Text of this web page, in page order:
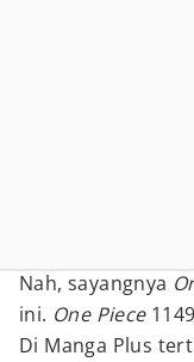
Nah, sayangnya
ini. One Piece
Di Manga Plus